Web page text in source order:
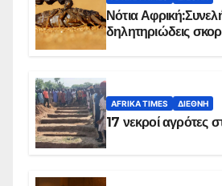
Νότια
δηλητηριώδεις
AFRIKA TIMES ΔΙΕΘΝΉ
17 νεκροί αγρότες